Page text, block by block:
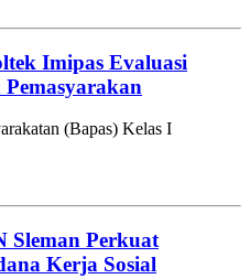
Imipas Evaluasi
(Bapas) Kelas I
Sleman Perkuat
Kerja Sosial